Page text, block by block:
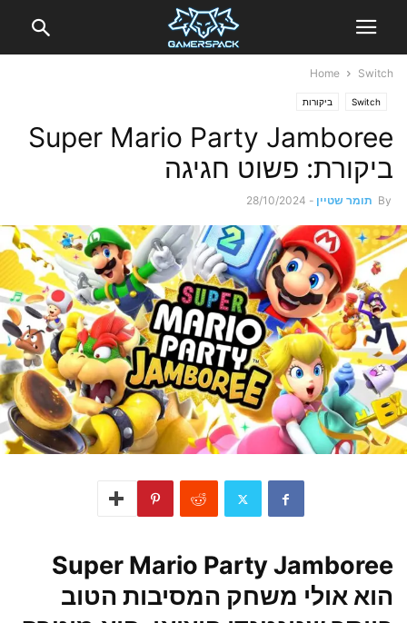
Home Switch
Switch ביקורות
Super Mario Party Jamboree
ביקורת: פשוט חגיגה
By תומר שטיין -
28/10/2024
Super Mario Party Jamboree
הוא אולי משחק המסיבות הטוב